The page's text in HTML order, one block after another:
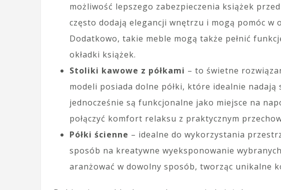
możliwość lepszego zabezpieczenia książek
często dodają elegancji wnętrzu i mogą pomóc w
Dodatkowo, takie meble mogą także pełnić
okładki książek.
Stoliki kawowe z półkami – to świetne
modeli posiada dolne półki, które idealnie nadają
jednocześnie są funkcjonalne jako miejsce na
połączyć komfort relaksu z praktycznym
Półki ścienne – idealne do wykorzystania
sposób na kreatywne wyeksponowanie
aranżować w dowolny sposób, tworząc unikalne